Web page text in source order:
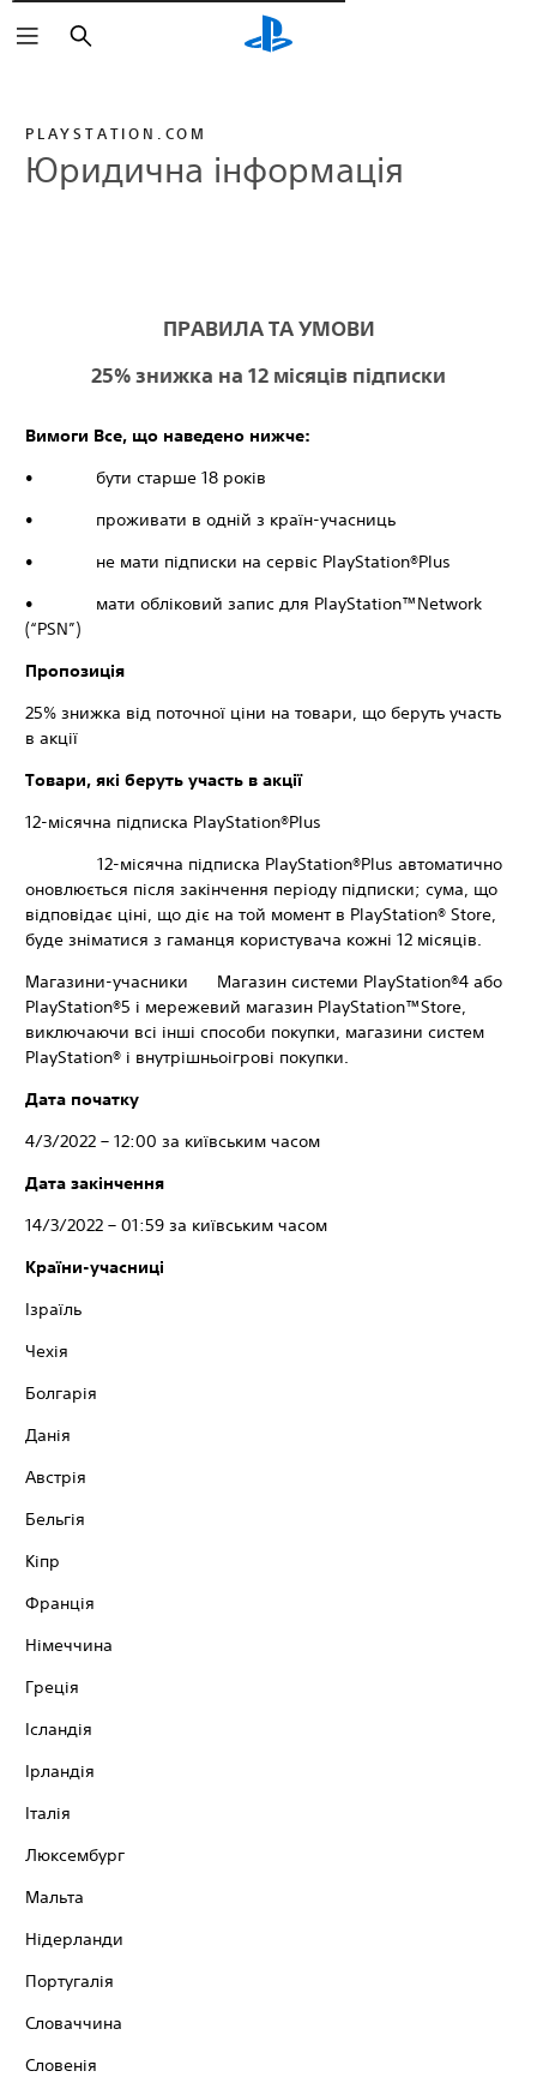
Пошук
PLAYSTATION.COM
Юридична інформація
ПРАВИЛА ТА УМОВИ
25% знижка на 12 місяців підписки
Вимоги Все, що наведено нижче:
• бути старше 18 років
• проживати в одній з країн-учасниць
• не мати підписки на сервіс PlayStation®Plus
• мати обліковий запис для PlayStation™Network
(“PSN”)
Пропозиція
25% знижка від поточної ціни на товари, що беруть участь
в акції
Товари, які беруть участь в акції
12-місячна підписка PlayStation®Plus
12-місячна підписка PlayStation®Plus автоматично
оновлюється після закінчення періоду підписки; сума, що
відповідає ціні, що діє на той момент в PlayStation® Store,
буде зніматися з гаманця користувача кожні 12 місяців.
Магазини-учасники Магазин системи PlayStation®4 або
PlayStation®5 і мережевий магазин PlayStation™Store,
виключаючи всі інші способи покупки, магазини систем
PlayStation® і внутрішньоігрові покупки.
Дата початку
4/3/2022 – 12:00 за київським часом
Дата закінчення
14/3/2022 – 01:59 за київським часом
Країни-учасниці
Ізраїль
Чехія
Болгарія
Данія
Австрія
Бельгія
Кіпр
Франція
Німеччина
Греція
Ісландія
Ірландія
Італія
Люксембург
Мальта
Нідерланди
Португалія
Словаччина
Словенія